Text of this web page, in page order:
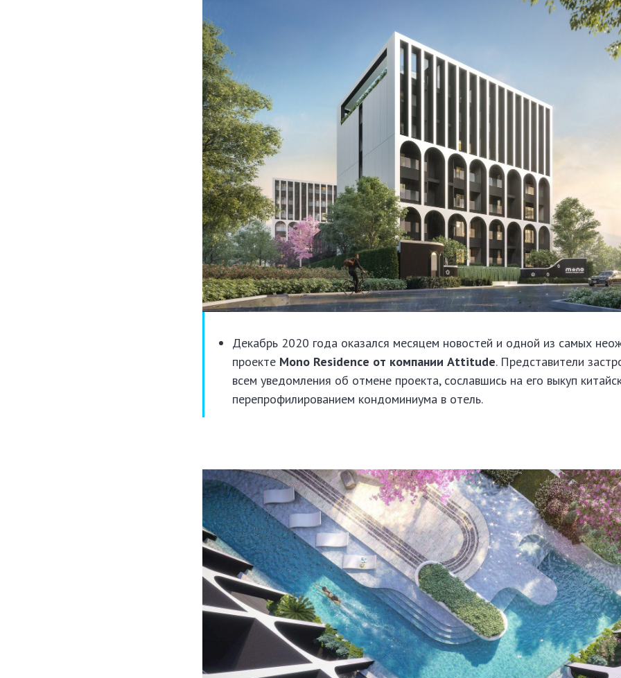
Декабрь 2020 года оказался месяцем новостей и одной из самых
проекте Mono Residence от компании Attitude. Представители
всем уведомления об отмене проекта, сославшись на его выкуп
перепрофилированием кондоминиума в отель.